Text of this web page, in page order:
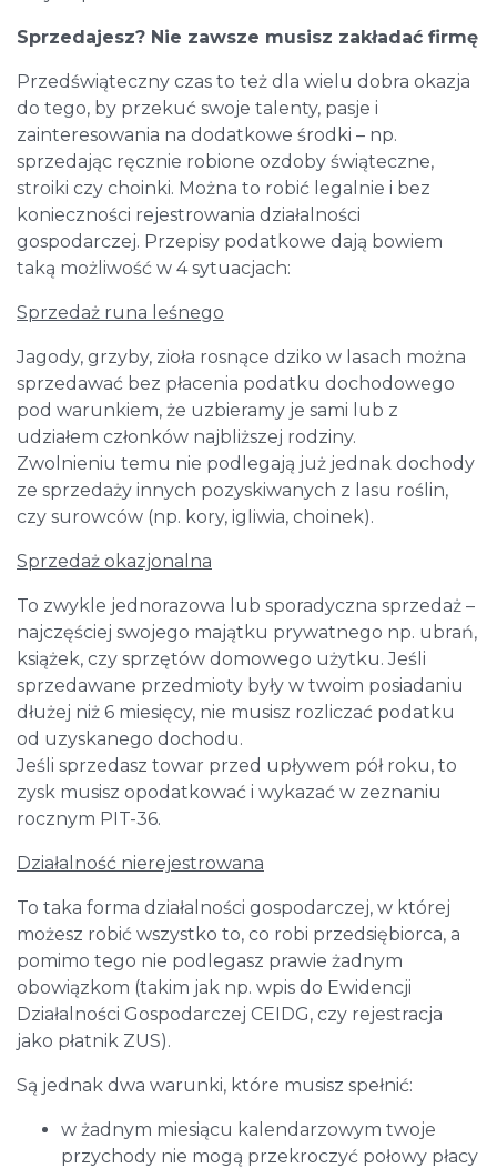
Sprzedajesz? Nie zawsze musisz zakładać firmę
Przedświąteczny czas to też dla wielu dobra okazja
do tego, by przekuć swoje talenty, pasje i
zainteresowania na dodatkowe środki – np.
sprzedając ręcznie robione ozdoby świąteczne,
stroiki czy choinki. Można to robić legalnie i bez
konieczności rejestrowania działalności
gospodarczej. Przepisy podatkowe dają bowiem
taką możliwość w 4 sytuacjach:
Sprzedaż runa leśnego
Jagody, grzyby, zioła rosnące dziko w lasach można
sprzedawać bez płacenia podatku dochodowego
pod warunkiem, że uzbieramy je sami lub z
udziałem członków najbliższej rodziny.
Zwolnieniu temu nie podlegają już jednak dochody
ze sprzedaży innych pozyskiwanych z lasu roślin,
czy surowców (np. kory, igliwia, choinek).
Sprzedaż okazjonalna
To zwykle jednorazowa lub sporadyczna sprzedaż –
najczęściej swojego majątku prywatnego np. ubrań,
książek, czy sprzętów domowego użytku. Jeśli
sprzedawane przedmioty były w twoim posiadaniu
dłużej niż 6 miesięcy, nie musisz rozliczać podatku
od uzyskanego dochodu.
Jeśli sprzedasz towar przed upływem pół roku, to
zysk musisz opodatkować i wykazać w zeznaniu
rocznym PIT-36.
Działalność nierejestrowana
To taka forma działalności gospodarczej, w której
możesz robić wszystko to, co robi przedsiębiorca, a
pomimo tego nie podlegasz prawie żadnym
obowiązkom (takim jak np. wpis do Ewidencji
Działalności Gospodarczej CEIDG, czy rejestracja
jako płatnik ZUS).
Są jednak dwa warunki, które musisz spełnić:
w żadnym miesiącu kalendarzowym twoje
przychody nie mogą przekroczyć połowy płacy